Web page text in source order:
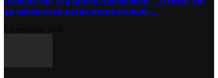
τα προληπτικά μέτρα αντιμετώπισης...